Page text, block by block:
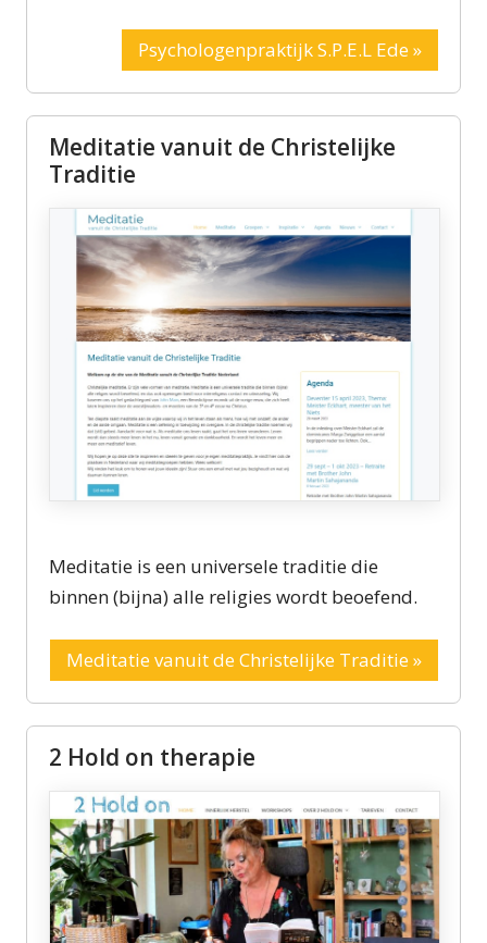
Psychologenpraktijk S.P.E.L Ede »
Meditatie vanuit de Christelijke
Traditie
Meditatie is een universele traditie die
binnen (bijna) alle religies wordt beoefend.
Meditatie vanuit de Christelijke Traditie »
2 Hold on therapie